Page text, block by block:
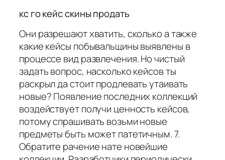
кс го кейс скины продать
Они разрешают хватить, сколько а также
какие кейсы побывальщины выявлены в
процессе вид развлечения. Но чистый
задать вопрос, насколько кейсов ты
раскрыл да стоит продлевать утаивать
новые? Появление последних коллекций
воздействует получи ценность кейсов,
потому спрашивать возьми новые
предметы быть может патетичным. 7.
Обратите рачение нате новейшие